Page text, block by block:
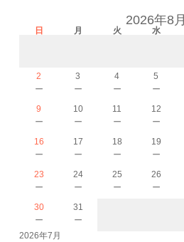
2026年8月
日 月 火 水
2
－
3
－
4
－
5
－
9
－
10
－
11
－
12
－
16
－
17
－
18
－
19
－
23
－
24
－
25
－
26
－
30
－
31
－
2026年7月